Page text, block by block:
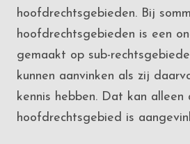
hoofdrechtsgebieden. Bij
hoofdrechtsgebieden is een
gemaakt op sub-
kunnen aanvinken als zij
kennis hebben. Dat kan alleen
hoofdrechtsgebied is